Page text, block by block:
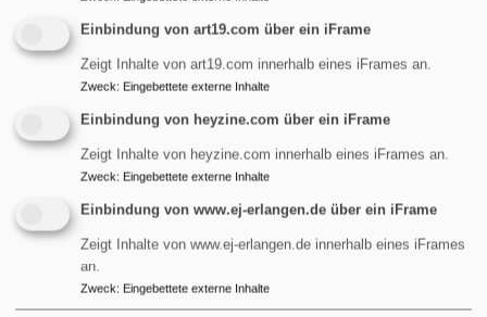
Termine Förderverein
Erweiterter Filter
Einbindung von art19.com über ein iFrame
Zeigt Inhalte von art19.com innerhalb eines iFrames an.
Zweck: Eingebettete externe Inhalte
Einbindung von heyzine.com über ein iFrame
Zeigt Inhalte von heyzine.com innerhalb eines iFrames an.
Zweck: Eingebettete externe Inhalte
Einbindung von www.ej-erlangen.de über ein iFrame
Zeigt Inhalte von www.ej-erlangen.de innerhalb eines iFrames
an.
Zweck: Eingebettete externe Inhalte